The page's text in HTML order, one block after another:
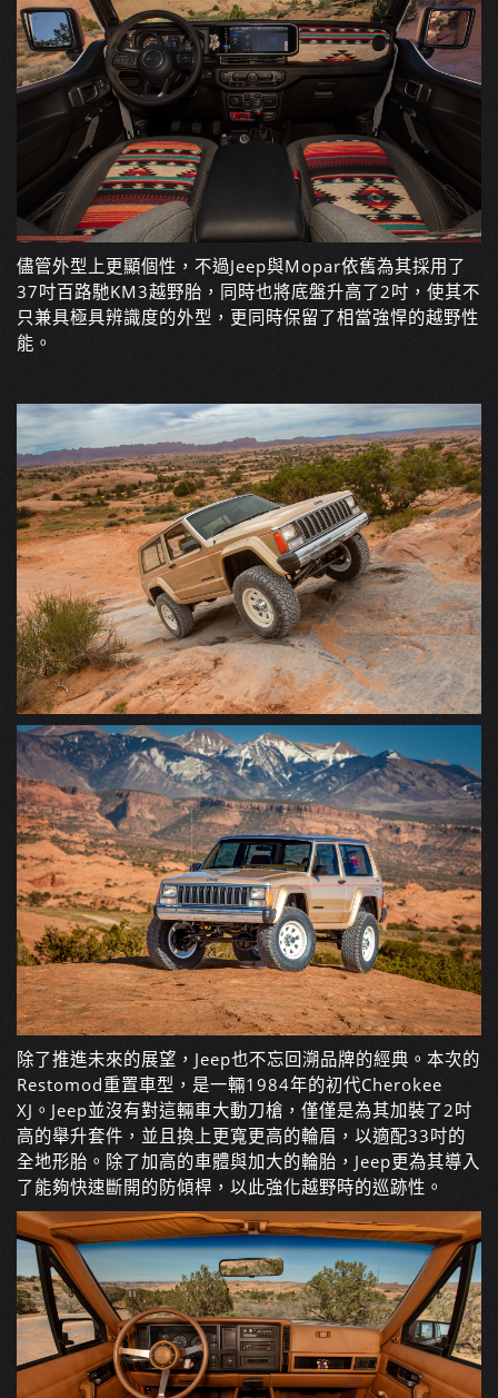
儘管外型上更顯個性，不過Jeep與Mopar依舊為其採用了
37吋百路馳KM3越野胎，同時也將底盤升高了2吋，使其不
只兼具極具辨識度的外型，更同時保留了相當強悍的越野性
能。
除了推進未來的展望，Jeep也不忘回溯品牌的經典。本次的
Restomod重置車型，是一輛1984年的初代Cherokee
XJ。Jeep並沒有對這輛車大動刀槍，僅僅是為其加裝了2吋
高的舉升套件，並且換上更寬更高的輪眉，以適配33吋的
全地形胎。除了加高的車體與加大的輪胎，Jeep更為其導入
了能夠快速斷開的防傾桿，以此強化越野時的巡跡性。